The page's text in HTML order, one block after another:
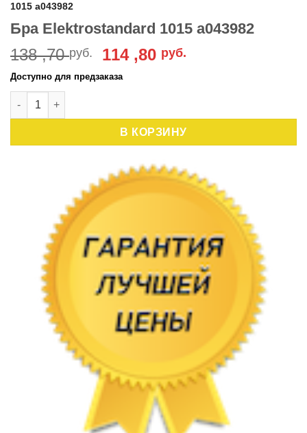
1015 a043982
Бра Elektrostandard 1015 a043982
138 ,70руб.
Первоначальная
цена
,70 руб..
114 ,80 руб.
Доступно для предзаказа
Количество товара Бра Elektrostandard 1015 a043982
В КОРЗИНУ